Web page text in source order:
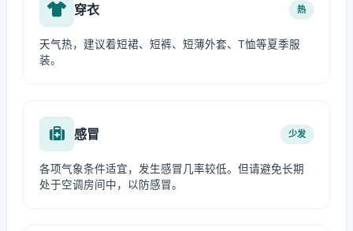
穿衣 热
天气热，建议着短裙、短裤、短薄外套、T恤等夏季服
装。
感冒 少发
各项气象条件适宜，发生感冒几率较低。但请避免长期
处于空调房间中，以防感冒。